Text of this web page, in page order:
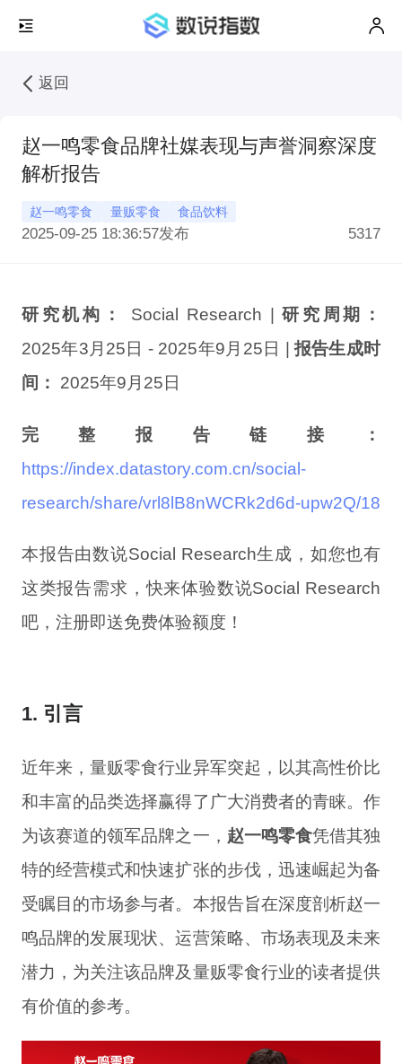
返回
赵一鸣零食品牌社媒表现与声誉洞察深度
解析报告
赵一鸣零食 量贩零食 食品饮料
2025-09-25 18:36:57发布 5317
研究机构： Social Research |研究周期：
2025年3月25日 - 2025年9月25日 | 报告生成时
间：
2025年9月25日
完整报告链接：
https://index.datastory.com.cn/social-
research/share/vrl8lB8nWCRk2d6d-upw2Q/18
本报告由数说Social Research生成，如您也有
这类报告需求，快来体验数说Social Research
吧， 注册即送免费体验额度！
1. 引言
近年来，量贩零食行业异军突起，以其高性价比
和丰富的品类选择赢得了广大消费者的青睐。作
为该赛道的领军品牌之一， 赵一鸣零食凭借其独
特的经营模式和快速扩张的步伐，迅速崛起为备
受瞩目的市场参与者。本报告旨在深度剖析赵一
鸣品牌的发展现状、运营策略、市场表现及未来
潜力，为关注该品牌及量贩零食行业的读者提供
有价值的参考。